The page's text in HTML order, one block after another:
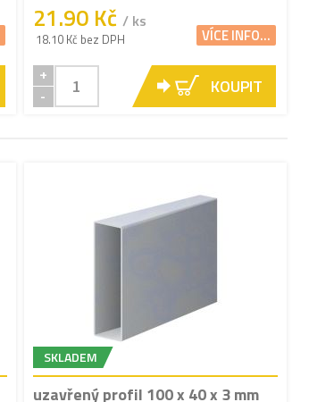
21.90 Kč / ks
18.10 Kč bez DPH VÍCE INFO...
+
-
KOUPIT
SKLADEM
uzavřený profil 100 x 40 x 3 mm